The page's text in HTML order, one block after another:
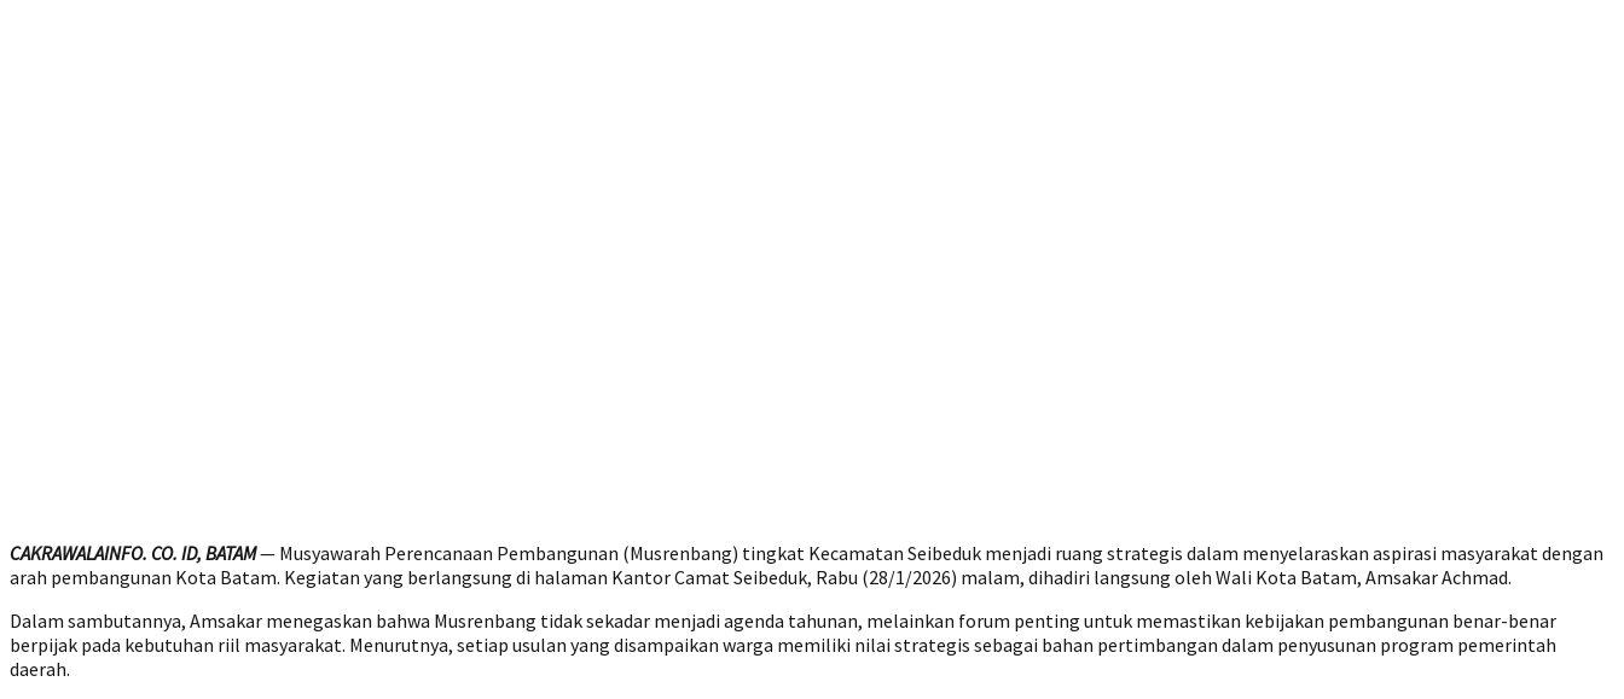
CAKRAWALAINFO. CO. ID, BATAM— Musyawarah Perencanaan Pembangunan (Musrenbang) tingkat Kecamatan Seibeduk menjadi ruang strategis dalam menyelaraskan aspirasi masyarakat dengan
arah pembangunan Kota Batam. Kegiatan yang berlangsung di halaman Kantor Camat Seibeduk, Rabu (28/1/2026) malam, dihadiri langsung oleh Wali Kota Batam, Amsakar Achmad.
Dalam sambutannya, Amsakar menegaskan bahwa Musrenbang tidak sekadar menjadi agenda tahunan, melainkan forum penting untuk memastikan kebijakan pembangunan benar-benar
berpijak pada kebutuhan riil masyarakat. Menurutnya, setiap usulan yang disampaikan warga memiliki nilai strategis sebagai bahan pertimbangan dalam penyusunan program pemerintah
daerah.